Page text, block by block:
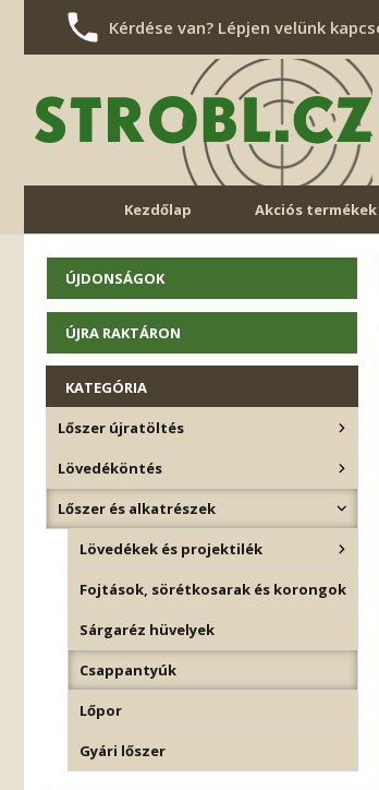
Kérdése van? Lépjen velünk
Kezdőlap Akciós termékek
ÚJDONSÁGOK
ÚJRA RAKTÁRON
KATEGÓRIA
Lőszer újratöltés
Lövedéköntés
Lőszer és alkatrészek
Lövedékek és projektilék
Fojtások, sörétkosarak és korongok
Sárgaréz hüvelyek
Csappantyúk
Lőpor
Gyári lőszer